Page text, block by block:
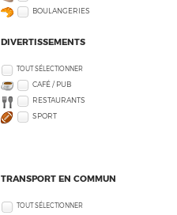
BOULANGERIES
DIVERTISSEMENTS
TOUT SÉLECTIONNER
CAFÉ / PUB
RESTAURANTS
SPORT
TRANSPORT EN COMMUN
TOUT SÉLECTIONNER